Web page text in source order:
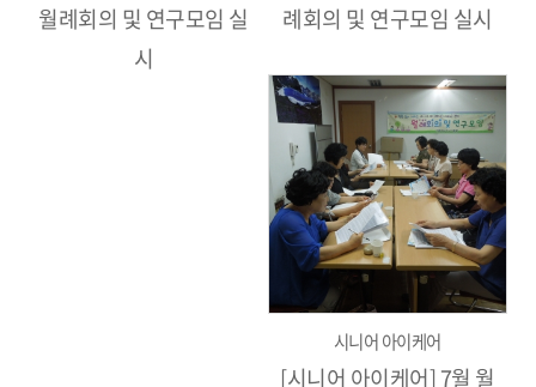
월례회의 및 연구모임 실
시
례회의 및 연구모임 실시
시니어 아이케어
[시니어 아이케어] 7월 월